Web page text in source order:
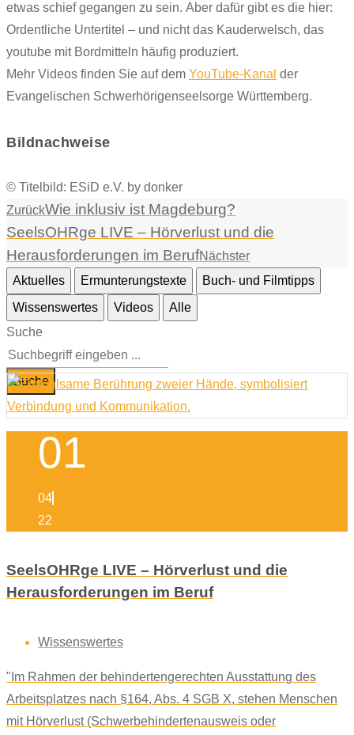
etwas schief gegangen zu sein. Aber dafür gibt es die hier:
Ordentliche Untertitel – und nicht das Kauderwelsch, das
youtube mit Bordmitteln häufig produziert.
Mehr Videos finden Sie auf dem YouTube-Kanal der
Evangelischen Schwerhörigenseelsorge Württemberg.
Bildnachweise
© Titelbild: ESiD e.V. by donker
ZurückWie inklusiv ist Magdeburg?
SeelsOHRge LIVE – Hörverlust und die
Herausforderungen im BerufNächster
Aktuelles
Ermunterungstexte
Buch- und Filmtipps
Wissenswertes
Videos
Alle
Suche
Suche
01
04
22
SeelsOHRge LIVE – Hörverlust und die
Herausforderungen im Beruf
Wissenswertes
"Im Rahmen der behindertengerechten Ausstattung des
Arbeitsplatzes nach §164, Abs. 4 SGB X, stehen Menschen
mit Hörverlust (Schwerbehindertenausweis oder